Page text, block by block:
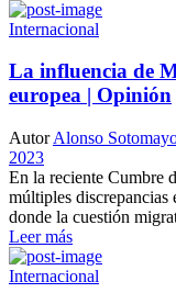
Internacional
La influencia de
europea | Opinión
AutorAlonso
2023
En la reciente Cumbre
múltiples discrepancias
donde la cuestión
Leer más
Internacional